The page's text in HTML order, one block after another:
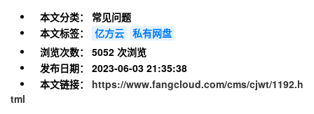
本文分类：
常见问题
本文标签：
亿方云 私有网盘
浏览次数：
5052 次浏览
发布日期：
2023-06-03 21:35:38
本文链接：
https://www.fangcloud.com/cms/cjwt/1192.h
tml